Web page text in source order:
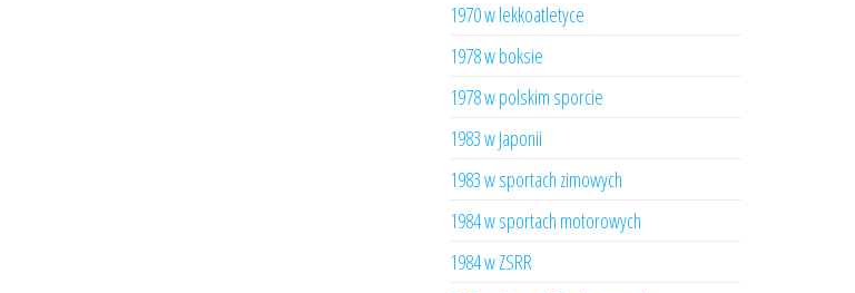
1970 w lekkoatletyce
1978 w boksie
1978 w polskim sporcie
1983 w Japonii
1983 w sportach zimowych
1984 w sportach motorowych
1984 w ZSRR